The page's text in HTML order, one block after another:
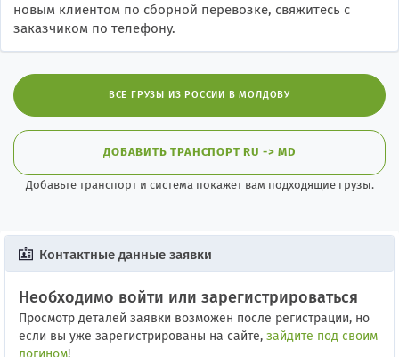
новым клиентом по сборной перевозке, свяжитесь с
заказчиком по телефону.
ВСЕ ГРУЗЫ ИЗ РОССИИ В МОЛДОВУ
ДОБАВИТЬ ТРАНСПОРТ RU -> MD
Добавьте транспорт и система покажет вам подходящие грузы.
Контактные данные заявки
Необходимо войти или зарегистрироваться
Просмотр деталей заявки возможен после регистрации, но
если вы уже зарегистрированы на сайте, зайдите под своим
логином!